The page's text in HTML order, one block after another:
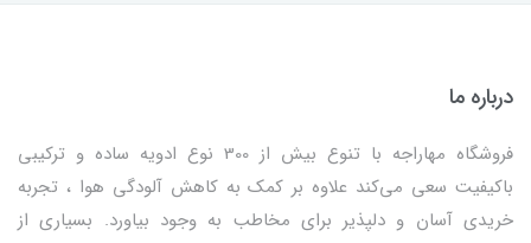
درباره ما
فروشگاه مهاراجه با تنوع بیش از 300 نوع ادویه ساده و ترکیبی
باکیفیت سعی می‌کند علاوه بر کمک به کاهش آلودگی هوا ، تجربه
خریدی آسان و دلپذیر برای مخاطب به وجود بیاورد. بسیاری از